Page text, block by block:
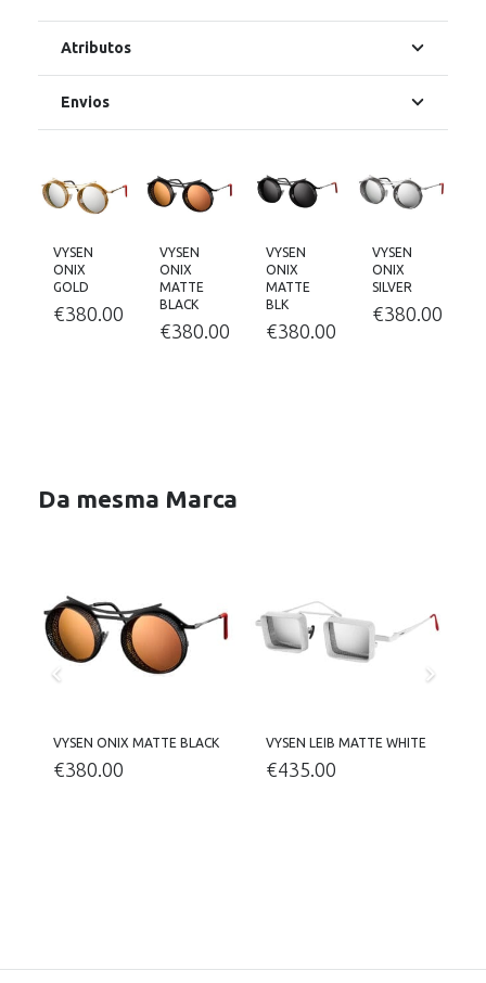
Atributos
Envios
VYSEN
ONIX
GOLD
€380.00
VYSEN
ONIX
MATTE
BLACK
€380.00
VYSEN
ONIX
MATTE
BLK
€380.00
VYSEN
ONIX
SILVER
€380.00
Da mesma Marca
VYSEN ONIX MATTE BLACK
€380.00
VYSEN LEIB MATTE WHITE
€435.00